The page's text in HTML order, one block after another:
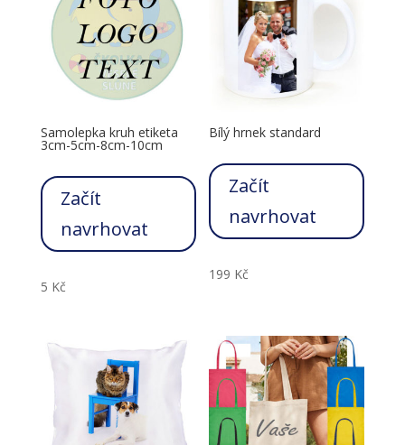
Samolepka kruh etiketa
3cm-5cm-8cm-10cm
Začít
navrhovat
5 Kč
Bílý hrnek standard
Začít
navrhovat
199 Kč